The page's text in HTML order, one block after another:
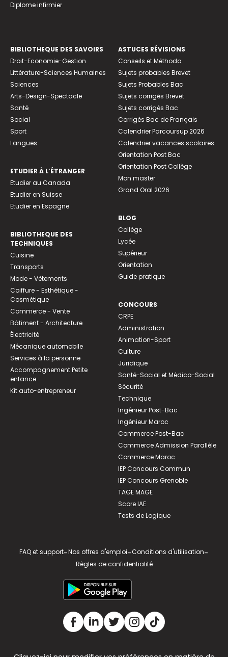
Diplome infirmier
BIBLIOTHEQUE DES SAVOIRS
Droit-Economie-Gestion
Littérature-Sciences Humaines
Sciences
Arts-Design-Spectacle
Santé
Social
Sport
Langues
ETUDIER À L’ÉTRANGER
Etudier au Canada
Etudier en Suisse
Etudier en Espagne
BIBLIOTHEQUE DES
TECHNIQUES
Cuisine
Transports
Mode - Vêtements
Coiffure - Esthétique -
Cosmétique
Commerce - Vente
Bâtiment - Architecture
Électricité
Mécanique automobile
Services à la personne
Accompagnement Petite
enfance
Kit auto-entrepreneur
ASTUCES RÉVISIONS
Conseils et Méthodo
Sujets probables Brevet
Sujets Probables Bac
Sujets corrigés Brevet
Sujets corrigés Bac
Corrigés Bac de Français
Calendrier Parcoursup 2026
Calendrier vacances scolaires
Orientation Post Bac
Orientation Post Collège
Mon master
Grand Oral 2026
BLOG
Collège
Lycée
Supérieur
Orientation
Guide pratique
CONCOURS
CRPE
Administration
Animation-Sport
Culture
Juridique
Santé-Social et Médico-Social
Sécurité
Technique
Ingénieur Post-Bac
Ingénieur Maroc
Commerce Post-Bac
Commerce Admission Parallèle
Commerce Maroc
IEP Concours Commun
IEP Concours Grenoble
TAGE MAGE
Score IAE
Tests de Logique
FAQ et support-Nos offres d'emploi-Conditions d'utilisation-
Règles de confidentialité